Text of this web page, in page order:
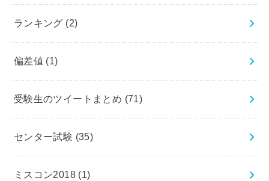
ランキング (2)
偏差値 (1)
受験生のツイートまとめ (71)
センター試験 (35)
ミスコン2018 (1)